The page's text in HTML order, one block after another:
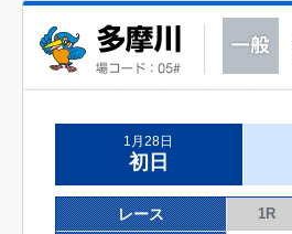
1月28日
初日
レース 1R